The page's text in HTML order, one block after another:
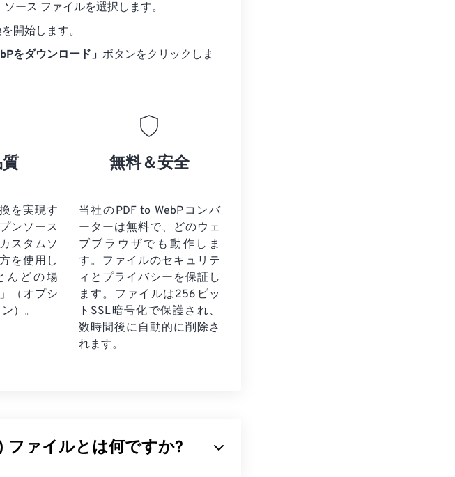
ース ファイルを選択します。
開始します。
をダウンロード」 ボタンをクリックしま
を実現す
ンソース
スタムソ
を使用し
んどの場
（オプシ
）。
無料＆安全
当社のPDF to WebPコンバ
ーターは無料で、どのウェ
ブブラウザでも動作しま
す。ファイルのセキュリテ
ィとプライバシーを保証し
ます。ファイルは256ビッ
トSSL暗号化で保護され、
数時間後に自動的に削除さ
れます。
ァイルとは何ですか?